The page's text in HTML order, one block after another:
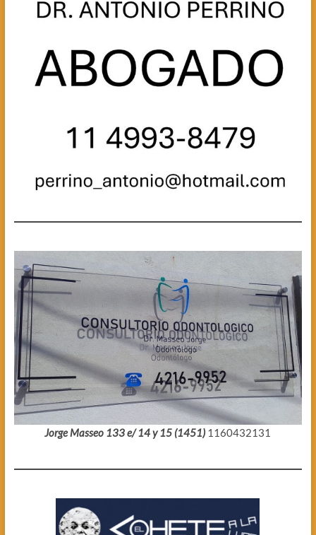
Jorge Masseo 133 e/ 14 y 15 (1451) 1160432131